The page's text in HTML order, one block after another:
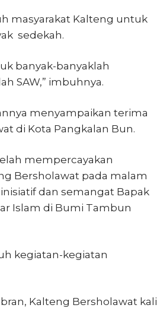
masyarakat Kalteng untuk
sedekah.
banyak-banyaklah
SAW,” imbuhnya.
menyampaikan terima
di Kota Pangkalan Bun.
mempercayakan
Bersholawat pada malam
dan semangat Bapak
Islam di Bumi Tambun
kegiatan-kegiatan
Kalteng Bersholawat kali